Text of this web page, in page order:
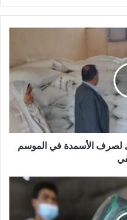
لصرف الأسمدة في الموسم